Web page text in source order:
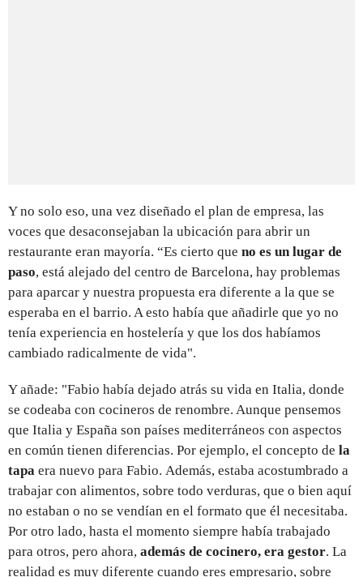
Y no solo eso, una vez diseñado el plan de empresa, las
voces que desaconsejaban la ubicación para abrir un
restaurante eran mayoría. “Es cierto que no es un lugar de
paso, está alejado del centro de Barcelona, hay problemas
para aparcar y nuestra propuesta era diferente a la que se
esperaba en el barrio. A esto había que añadirle que yo no
tenía experiencia en hostelería y que los dos habíamos
cambiado radicalmente de vida".
Y añade: "Fabio había dejado atrás su vida en Italia, donde
se codeaba con cocineros de renombre. Aunque pensemos
que Italia y España son países mediterráneos con aspectos
en común tienen diferencias. Por ejemplo, el concepto de la
tapa era nuevo para Fabio. Además, estaba acostumbrado a
trabajar con alimentos, sobre todo verduras, que o bien aquí
no estaban o no se vendían en el formato que él necesitaba.
Por otro lado, hasta el momento siempre había trabajado
para otros, pero ahora, además de cocinero, era gestor. La
realidad es muy diferente cuando eres empresario, sobre